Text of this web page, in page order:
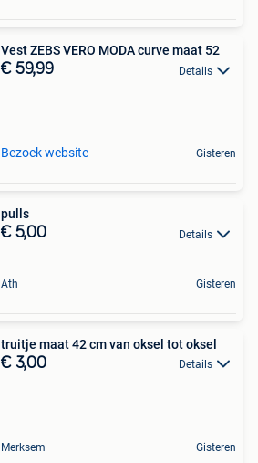
Vest ZEBS VERO MODA curve maat 52
€ 59,99 Details
Bezoek website Gisteren
pulls
€ 5,00 Details
Ath Gisteren
truitje maat 42 cm van oksel tot oksel
€ 3,00 Details
Merksem Gisteren